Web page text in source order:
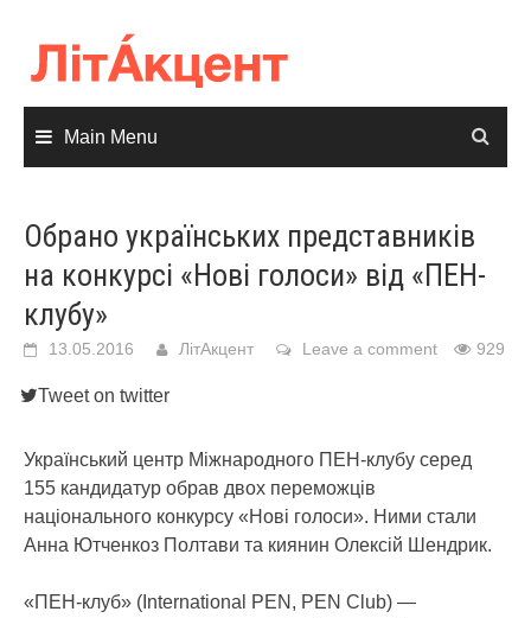
content
Main Menu
Обрано українських представників
на конкурсі «Нові голоси» від «ПЕН-
клубу»
13.05.2016 ЛітАкцент Leave a comment 929
Tweet on twitter
Український центр Міжнародного ПЕН-клубу серед
155 кандидатур обрав двох переможців
національного конкурсу «Нові голоси». Ними стали
Анна Ютченкоз Полтави та киянин Олексій Шендрик.
«ПЕН-клуб» (International PEN, PEN Club) —